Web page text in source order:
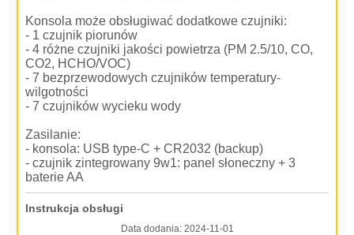
Konsola może obsługiwać dodatkowe czujniki:
- 1 czujnik piorunów
- 4 różne czujniki jakości powietrza (PM 2.5/10, CO,
CO2, HCHO/VOC)
- 7 bezprzewodowych czujników temperatury-
wilgotności
- 7 czujników wycieku wody
Zasilanie:
- konsola: USB type-C + CR2032 (backup)
- czujnik zintegrowany 9w1: panel słoneczny + 3
baterie AA
Instrukcja obsługi
Data dodania: 2024-11-01